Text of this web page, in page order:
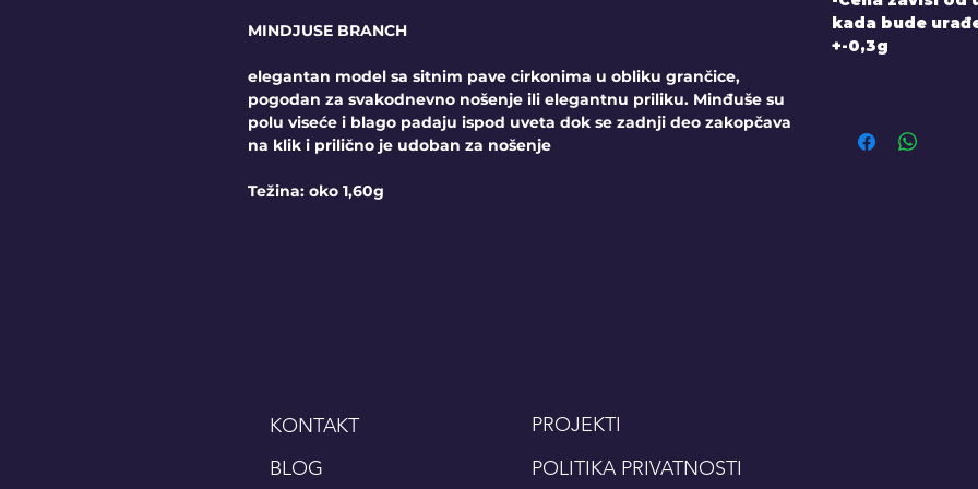
MINDJUSE BRANCH
elegantan model sa sitnim pave cirkonima u obliku grančice,
pogodan za svakodnevno nošenje ili elegantnu priliku. Minđuše su
polu viseće i blago padaju ispod uveta dok se zadnji deo zakopčava
na klik i prilično je udoban za nošenje
Težina: oko 1,60g
kada bude
+-0,3g
KONTAKT
PROJEKTI
BLOG
POLITIKA PRIVATNOSTI